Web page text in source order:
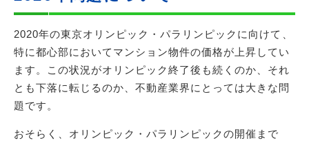
2020年の東京オリンピック・パラリンピックに向けて、
特に都心部においてマンション物件の価格が上昇してい
ます。この状況がオリンピック終了後も続くのか、それ
とも下落に転じるのか、不動産業界にとっては大きな問
題です。
おそらく、オリンピック・パラリンピックの開催まで